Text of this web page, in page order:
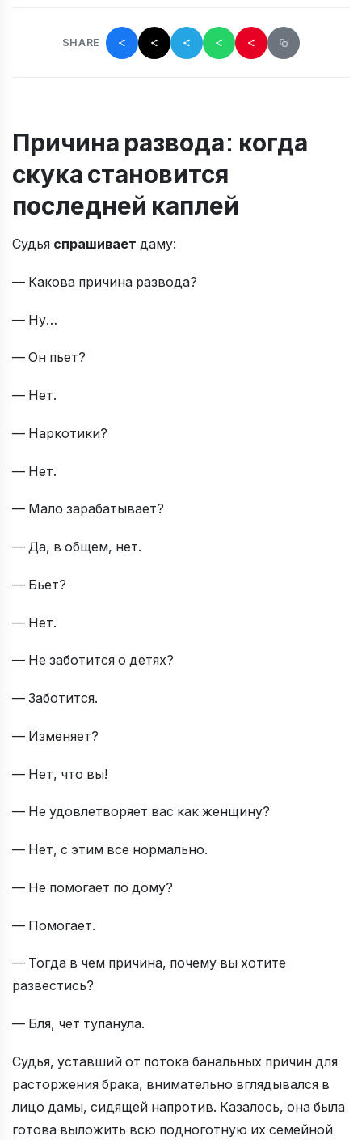
SHARE
Причина развода: когда
скука становится
последней каплей
Судья спрашивает даму:
— Какова причина развода?
— Ну…
— Он пьет?
— Нет.
— Наркотики?
— Нет.
— Мало зарабатывает?
— Да, в общем, нет.
— Бьет?
— Нет.
— Не заботится о детях?
— Заботится.
— Изменяет?
— Нет, что вы!
— Не удовлетворяет вас как женщину?
— Нет, с этим все нормально.
— Не помогает по дому?
— Помогает.
— Тогда в чем причина, почему вы хотите
развестись?
— Бля, чет тупанула.
Судья, уставший от потока банальных причин для
расторжения брака, внимательно вглядывался в
лицо дамы, сидящей напротив. Казалось, она была
готова выложить всю подноготную их семейной